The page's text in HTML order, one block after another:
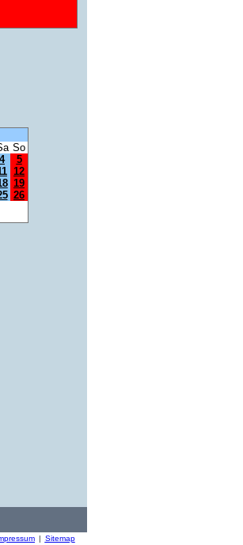
So
4
5
12
19
26
| Sitemap